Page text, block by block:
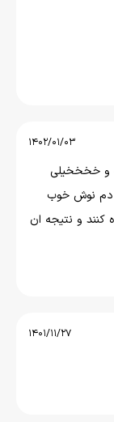
1402/01/03
و خخخخیلی
دم نوش خوب
و نتیجه ان
1401/11/27